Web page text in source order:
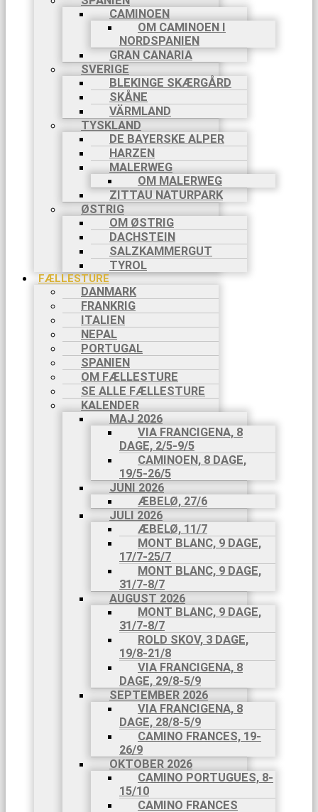
CAMINOEN
OM CAMINOEN I
NORDSPANIEN
GRAN CANARIA
SVERIGE
BLEKINGE SKÆRGÅRD
SKÅNE
VÄRMLAND
TYSKLAND
DE BAYERSKE ALPER
HARZEN
MALERWEG
OM MALERWEG
ZITTAU NATURPARK
ØSTRIG
OM ØSTRIG
DACHSTEIN
SALZKAMMERGUT
TYROL
FÆLLESTURE
DANMARK
FRANKRIG
ITALIEN
NEPAL
PORTUGAL
SPANIEN
OM FÆLLESTURE
SE ALLE FÆLLESTURE
KALENDER
MAJ 2026
VIA FRANCIGENA, 8
DAGE, 2/5-9/5
CAMINOEN, 8 DAGE,
19/5-26/5
JUNI 2026
ÆBELØ, 27/6
JULI 2026
ÆBELØ, 11/7
MONT BLANC, 9 DAGE,
17/7-25/7
MONT BLANC, 9 DAGE,
31/7-8/7
AUGUST 2026
MONT BLANC, 9 DAGE,
31/7-8/7
ROLD SKOV, 3 DAGE,
19/8-21/8
VIA FRANCIGENA, 8
DAGE, 29/8-5/9
SEPTEMBER 2026
VIA FRANCIGENA, 8
DAGE, 28/8-5/9
CAMINO FRANCES, 19-
26/9
OKTOBER 2026
CAMINO PORTUGUES, 8-
15/10
CAMINO FRANCES